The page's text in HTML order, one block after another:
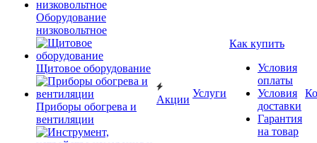
Оборудование
низковольтное
Щитовое оборудование
Приборы обогрева и
вентиляции
Акции
Услуги
Как купить
Условия
оплаты
Условия
доставки
Гарантия
на товар